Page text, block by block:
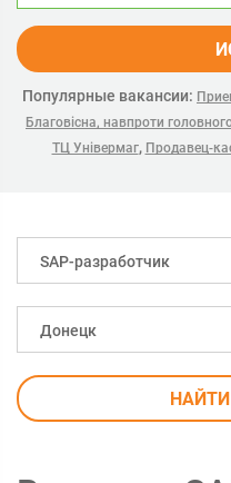
Популярные вакансии:
Благовісна, навпроти
ТЦ Універмаг, Продавец-
SAP-разработчик
Донецк